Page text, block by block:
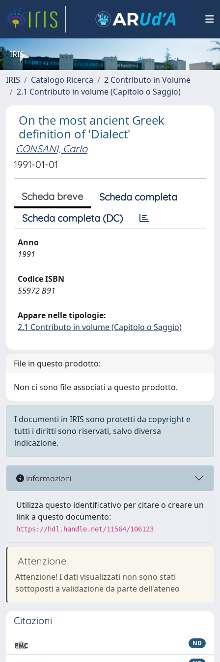
IRIS
IRIS Catalogo Ricerca
2 Contributo in Volume
2.1 Contributo in volume (Capitolo o Saggio)
On the most ancient Greek
definition of 'Dialect'
CONSANI, Carlo
1991-01-01
Scheda breve
Scheda completa
Scheda completa (DC)
Anno
1991
Codice ISBN
55972 B91
Appare nelle tipologie:
2.1 Contributo in volume (Capitolo o Saggio)
File in questo prodotto:
Non ci sono file associati a questo prodotto.
I documenti in IRIS sono protetti da copyright e
tutti i diritti sono riservati, salvo diversa
indicazione.
Informazioni
Utilizza questo identificativo per citare o creare un
link a questo documento:
https://hdl.handle.net/11564/106123
Attenzione
Attenzione! I dati visualizzati non sono stati
sottoposti a validazione da parte dell'ateneo
Citazioni
ND